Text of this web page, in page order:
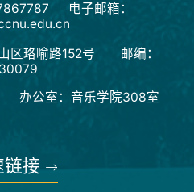
电子邮箱：
区珞喻路152号 邮编：
公室：音乐学院308室
链接